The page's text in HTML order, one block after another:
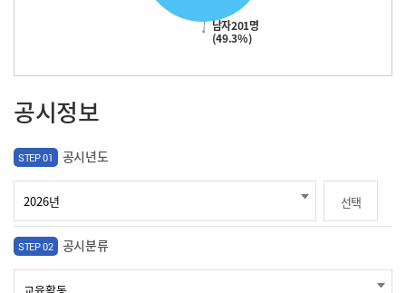
남자201명
(49.3%)
공시정보
STEP 01 공시년도
선택
STEP 02 공시분류